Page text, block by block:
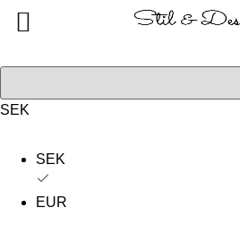
SEK
SEK
EUR
Alla produkter
Om oss